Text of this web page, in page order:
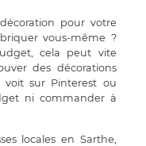
pour votre
vous-même ?
cela peut vite
des décorations
voit sur Pinterest ou
ni commander à
locales en Sarthe,